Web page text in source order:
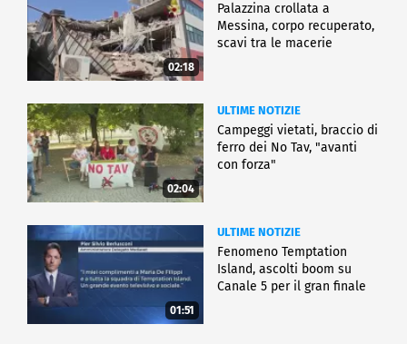
02:18
Palazzina crollata a
Messina, corpo recuperato,
scavi tra le macerie
02:04
ULTIME NOTIZIE
Campeggi vietati, braccio di
ferro dei No Tav, "avanti
con forza"
01:51
ULTIME NOTIZIE
Fenomeno Temptation
Island, ascolti boom su
Canale 5 per il gran finale